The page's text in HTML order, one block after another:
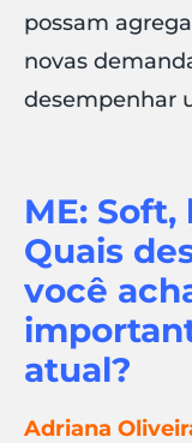
possam
novas
desempenhar
ME:
Quais
você
atual?
Adriana